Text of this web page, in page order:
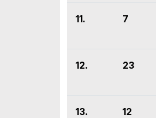
11. 7
12. 23
13. 12